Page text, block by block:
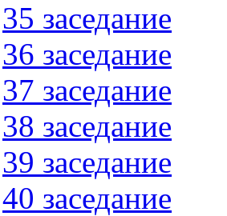
35 заседание
36 заседание
37 заседание
38 заседание
39 заседание
40 заседание